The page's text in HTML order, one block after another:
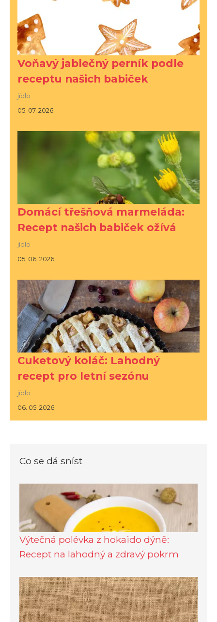
Voňavý jablečný perník podle
receptu našich babiček
jídlo
05. 07. 2026
Domácí třešňová marmeláda:
Recept našich babiček ožívá
jídlo
05. 06. 2026
Cuketový koláč: Lahodný
recept pro letní sezónu
jídlo
06. 05. 2026
Co se dá sníst
Výtečná polévka z hokaido dýně:
Recept na lahodný a zdravý pokrm